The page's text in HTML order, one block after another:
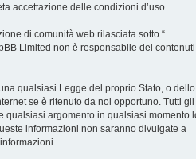
accettazione delle condizioni d’uso.
di comunità web rilasciata sotto “
Limited non è responsabile dei contenuti
qualsiasi Legge del proprio Stato, o dello
se è ritenuto da noi opportuno. Tutti gli
qualsiasi argomento in qualsiasi momento
informazioni non saranno divulgate a